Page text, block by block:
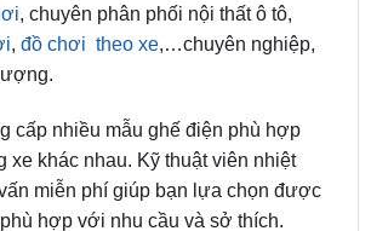
cấp nhiều mẫu ghế điện phù hợp
miễn phí giúp bạn lựa chọn được
hợp với nhu cầu và sở thích.
tôi hỗ trợ lắp đặt tận nơi,
tiện lợi.